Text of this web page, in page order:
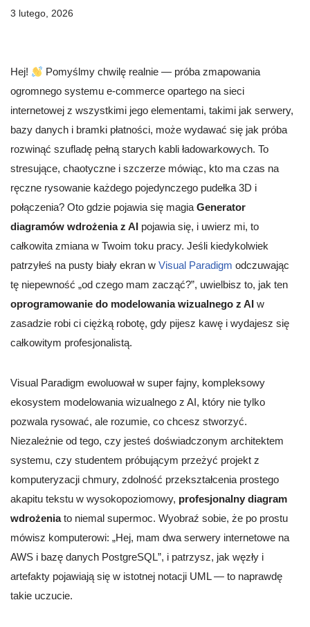
3 lutego, 2026
Hej!
Pomyślmy chwilę realnie — próba zmapowania
ogromnego systemu e-commerce opartego na sieci
internetowej z wszystkimi jego elementami, takimi jak serwery,
bazy danych i bramki płatności, może wydawać się jak próba
rozwinąć szufladę pełną starych kabli ładowarkowych. To
stresujące, chaotyczne i szczerze mówiąc, kto ma czas na
ręczne rysowanie każdego pojedynczego pudełka 3D i
połączenia? Oto gdzie pojawia się magia Generator
diagramów wdrożenia z AI pojawia się, i uwierz mi, to
całkowita zmiana w Twoim toku pracy. Jeśli kiedykolwiek
patrzyłeś na pusty biały ekran w Visual Paradigm odczuwając
tę niepewność „od czego mam zacząć?”, uwielbisz to, jak ten
oprogramowanie do modelowania wizualnego z AI w
zasadzie robi ci ciężką robotę, gdy pijesz kawę i wydajesz się
całkowitym profesjonalistą.
Visual Paradigm ewoluował w super fajny, kompleksowy
ekosystem modelowania wizualnego z AI, który nie tylko
pozwala rysować, ale rozumie, co chcesz stworzyć.
Niezależnie od tego, czy jesteś doświadczonym architektem
systemu, czy studentem próbującym przeżyć projekt z
komputeryzacji chmury, zdolność przekształcenia prostego
akapitu tekstu w wysokopoziomowy, profesjonalny diagram
wdrożeniato niemal supermoc. Wyobraź sobie, że po prostu
mówisz komputerowi: „Hej, mam dwa serwery internetowe na
AWS i bazę danych PostgreSQL”, i patrzysz, jak węzły i
artefakty pojawiają się w istotnej notacji UML — to naprawdę
takie uczucie.